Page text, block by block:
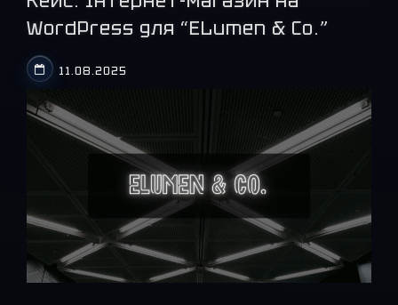
WordPress для “ELumen & Co.”
11.08.2025